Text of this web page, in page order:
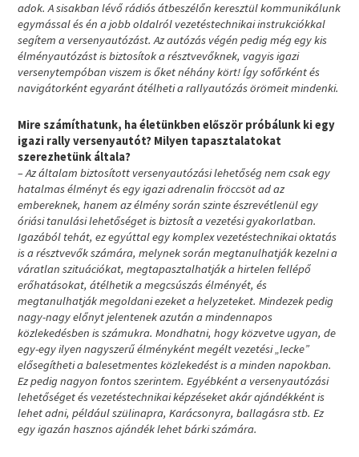
adok. A sisakban lévő rádiós átbeszélőn keresztül kommunikálunk
egymással és én a jobb oldalról vezetéstechnikai instrukciókkal
segítem a versenyautózást. Az autózás végén pedig még egy kis
élményautózást is biztosítok a résztvevőknek, vagyis igazi
versenytempóban viszem is őket néhány kört! Így sofőrként és
navigátorként egyaránt átélheti a rallyautózás örömeit mindenki.
Mire számíthatunk, ha életünkben először próbálunk ki egy
igazi rally versenyautót? Milyen tapasztalatokat
szerezhetünk általa?
– Az általam biztosított versenyautózási lehetőség nem csak egy
hatalmas élményt és egy igazi adrenalin fröccsöt ad az
embereknek, hanem az élmény során szinte észrevétlenül egy
óriási tanulási lehetőséget is biztosít a vezetési gyakorlatban.
Igazából tehát, ez egyúttal egy komplex vezetéstechnikai oktatás
is a résztvevők számára, melynek során megtanulhatják kezelni a
váratlan szituációkat, megtapasztalhatják a hirtelen fellépő
erőhatásokat, átélhetik a megcsúszás élményét, és
megtanulhatják megoldani ezeket a helyzeteket. Mindezek pedig
nagy-nagy előnyt jelentenek azután a mindennapos
közlekedésben is számukra. Mondhatni, hogy közvetve ugyan, de
egy-egy ilyen nagyszerű élményként megélt vezetési „lecke”
elősegítheti a balesetmentes közlekedést is a minden napokban.
Ez pedig nagyon fontos szerintem. Egyébként a versenyautózási
lehetőséget és vezetéstechnikai képzéseket akár ajándékként is
lehet adni, például szülinapra, Karácsonyra, ballagásra stb. Ez
egy igazán hasznos ajándék lehet bárki számára.